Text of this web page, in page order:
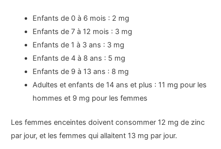
Enfants de 0 à 6 mois : 2 mg
Enfants de 7 à 12 mois : 3 mg
Enfants de 1 à 3 ans : 3 mg
Enfants de 4 à 8 ans : 5 mg
Enfants de 9 à 13 ans : 8 mg
Adultes et enfants de 14 ans et plus : 11 mg pour les
hommes et 9 mg pour les femmes
Les femmes enceintes doivent consommer 12 mg de zinc
par jour, et les femmes qui allaitent 13 mg par jour.